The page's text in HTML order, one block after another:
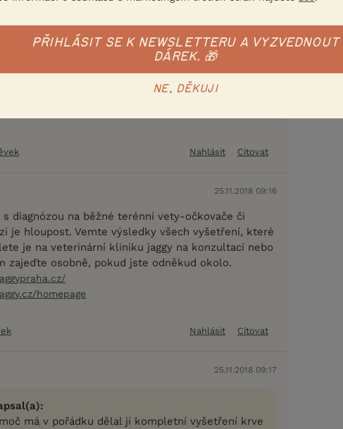
25.11.2018 09:14
byl vyloučen?
Nahlásit Citovat
25.11.2018 09:16
s diagnózou na běžné terénní vety-očkovače či
je hloupost. Vemte výsledky všech vyšetření, které
je na veterinární kliniku jaggy na konzultaci nebo
zajeďte osobně, pokud jste odněkud okolo.
homepage
Nahlásit Citovat
25.11.2018 09:17
má v pořádku dělal jí kompletní vyšetření krve
PŘIHLÁSIT SE K NEWSLETTERU A VYZVEDNOUT
DÁREK. 🎁
NE, DĚKUJI